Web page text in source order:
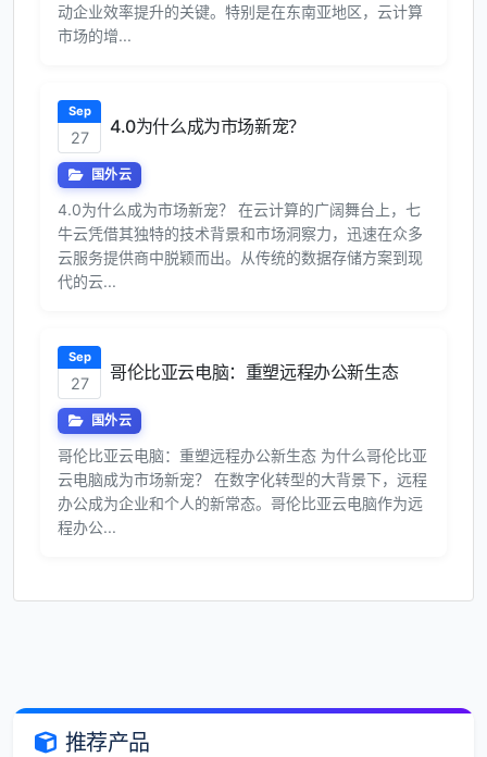
动企业效率提升的关键。特别是在东南亚地区，云计算
市场的增...
Sep
27
4.0为什么成为市场新宠？
国外云
4.0为什么成为市场新宠？ 在云计算的广阔舞台上，七
牛云凭借其独特的技术背景和市场洞察力，迅速在众多
云服务提供商中脱颖而出。从传统的数据存储方案到现
代的云...
Sep
27
哥伦比亚云电脑：重塑远程办公新生态
国外云
哥伦比亚云电脑：重塑远程办公新生态 为什么哥伦比亚
云电脑成为市场新宠？ 在数字化转型的大背景下，远程
办公成为企业和个人的新常态。哥伦比亚云电脑作为远
程办公...
推荐产品